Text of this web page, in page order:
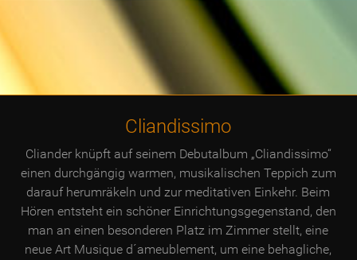
Cliandissimo
Cliander knüpft auf seinem Debutalbum „Cliandissimo“
einen durchgängig warmen, musikalischen Teppich zum
darauf herumräkeln und zur meditativen Einkehr. Beim
Hören entsteht ein schöner Einrichtungsgegenstand, den
man an einen besonderen Platz im Zimmer stellt, eine
neue Art Musique d´ameublement, um eine behagliche,